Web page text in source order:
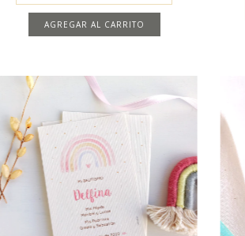
AGREGAR AL CARRITO